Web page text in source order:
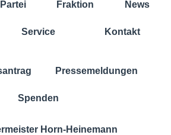
Partei Fraktion News
Service Kontakt
Pressemeldungen
Spenden
Horn-Heinemann